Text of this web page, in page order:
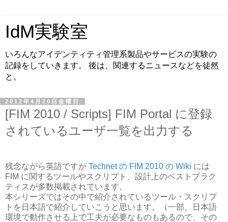
IdM実験室
いろんなアイデンティティ管理系製品やサービスの実験の
記録をしていきます。 後は、関連するニュースなどを徒然
と。
2012年4月20日金曜日
[FIM 2010 / Scripts] FIM Portal に登録
されているユーザ一覧を出力する
残念ながら英語ですが Technet の FIM 2010 の Wiki には
FIM に関するツールやスクリプト、設計上のベストプラク
ティスが多数掲載されています。
本シリーズではその中で紹介されているツール・スクリプ
トを日本語で紹介していこうと思います。（一部、日本語
環境で動作させる上で工夫が必要なものもあるので、その